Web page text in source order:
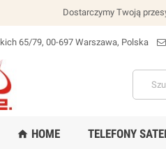
Dostarczymy Twoją
65/79, 00-697 Warszawa, Polska
home HOME TELEFONY